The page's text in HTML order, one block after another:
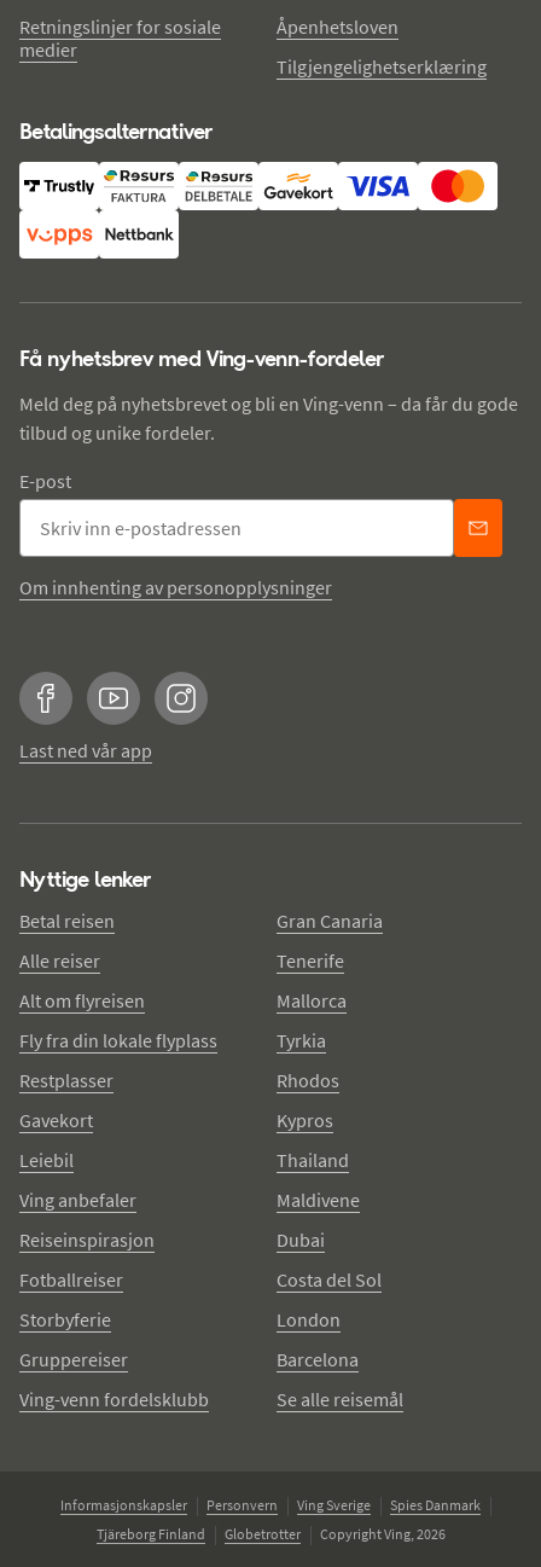
Retningslinjer for sosiale
medier
Åpenhetsloven
Tilgjengelighetserklæring
Betalingsalternativer
Få nyhetsbrev med Ving-venn-fordeler
Meld deg på nyhetsbrevet og bli en Ving-venn – da får du gode
tilbud og unike fordeler.
E-post
Om innhenting av personopplysninger
FacebookYouTubeInstagram
Last ned vår app
Nyttige lenker
Betal reisen
Alle reiser
Alt om flyreisen
Fly fra din lokale flyplass
Restplasser
Gavekort
Leiebil
Ving anbefaler
Reiseinspirasjon
Fotballreiser
Storbyferie
Gruppereiser
Ving-venn fordelsklubb
Gran Canaria
Tenerife
Mallorca
Tyrkia
Rhodos
Kypros
Thailand
Maldivene
Dubai
Costa del Sol
London
Barcelona
Se alle reisemål
Informasjonskapsler Personvern Ving Sverige
Spies Danmark
Tjäreborg Finland
Globetrotter Copyright Ving, 2026